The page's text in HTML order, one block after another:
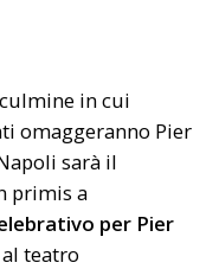
in cui
omaggeranno Pier
sarà il
primis a
per Pier
teatro